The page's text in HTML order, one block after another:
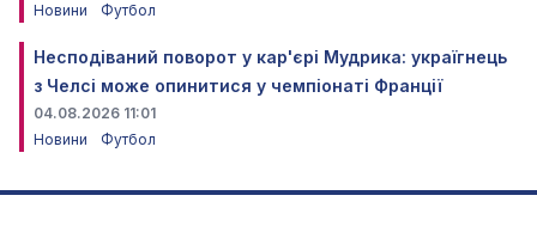
Новини
Футбол
Несподіваний поворот у кар'єрі Мудрика: україгнець
з Челсі може опинитися у чемпіонаті Франції
04.08.2026 11:01
Новини
Футбол